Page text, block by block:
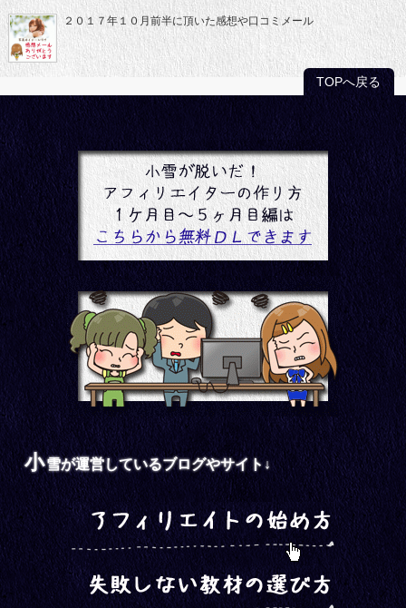
２０１７年１０月前半に頂いた感想や口コミメール
TOPへ戻る
小雪が運営しているブログやサイト↓